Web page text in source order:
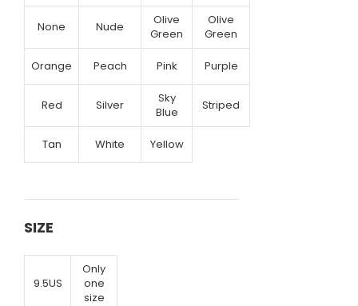
None Nude
Olive
Green
Olive
Green
Orange Peach Pink Purple
Red Silver
Sky
Blue
Striped
Tan White Yellow
SIZE
9.5US
Only
one
size